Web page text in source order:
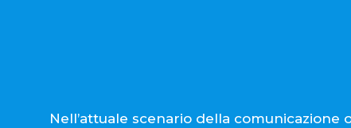
Nell’attuale scenario della comunicazione